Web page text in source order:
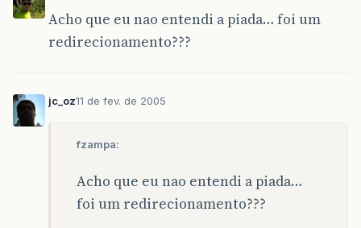
Acho que eu nao entendi a piada… foi um
redirecionamento???
jc_oz11 de fev. de 2005
fzampa:
Acho que eu nao entendi a piada…
foi um redirecionamento???